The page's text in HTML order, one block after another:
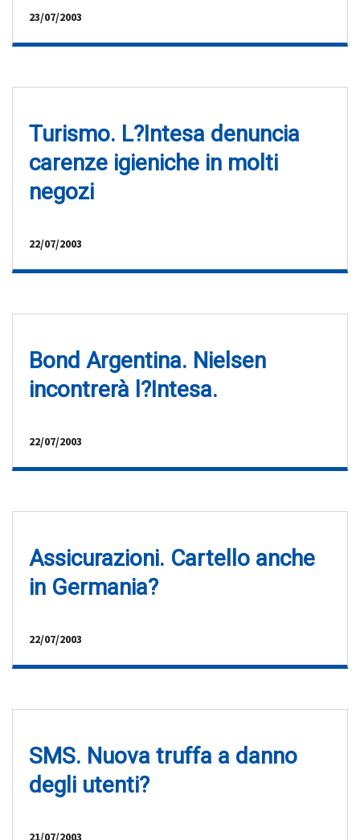
23/07/2003
Turismo. L?Intesa denuncia
carenze igieniche in molti
negozi
22/07/2003
Bond Argentina. Nielsen
incontrerà l?Intesa.
22/07/2003
Assicurazioni. Cartello anche
in Germania?
22/07/2003
SMS. Nuova truffa a danno
degli utenti?
21/07/2003